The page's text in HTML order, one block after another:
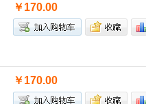
￥170.00
￥170.00